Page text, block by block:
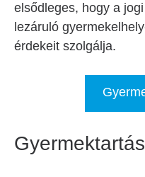
elsődleges, hogy a
lezáruló
érdekeit szolgálja.